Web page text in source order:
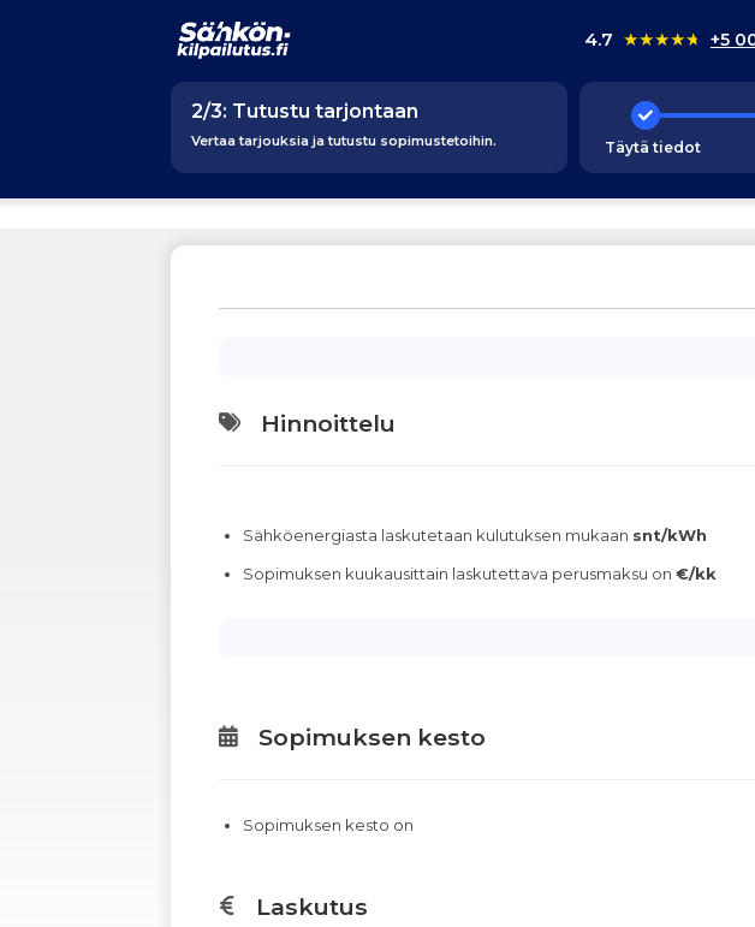
4.7 ★★★★★ +5
2/3: Tutustu tarjontaan
Vertaa tarjouksia ja tutustu sopimustetoihin. Täytä tiedot
Hinnoittelu
Sähköenergiasta laskutetaan kulutuksen mukaan snt/kWh
Sopimuksen kuukausittain laskutettava perusmaksu on €/kk
Sopimuksen kesto
Sopimuksen kesto on
Laskutus